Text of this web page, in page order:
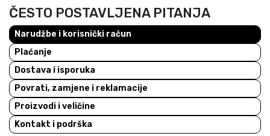
ČESTO POSTAVLJENA PITANJA
Narudžbe i korisnički račun
Plaćanje
Dostava i isporuka
Povrati, zamjene i reklamacije
Proizvodi i veličine
Kontakt i podrška